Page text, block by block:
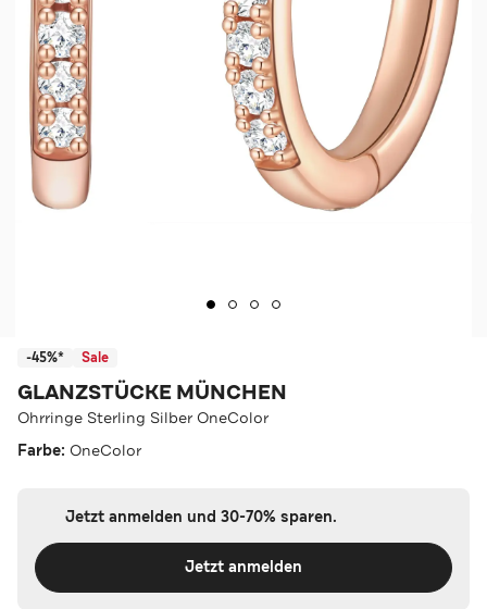
-45%* Sale
GLANZSTÜCKE MÜNCHEN
Ohrringe Sterling Silber OneColor
Farbe: OneColor
Jetzt anmelden und 30-70% sparen.
Jetzt anmelden